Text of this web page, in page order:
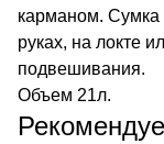
карманом. Сумка
руках, на локте
подвешивания.
Объем 21л.